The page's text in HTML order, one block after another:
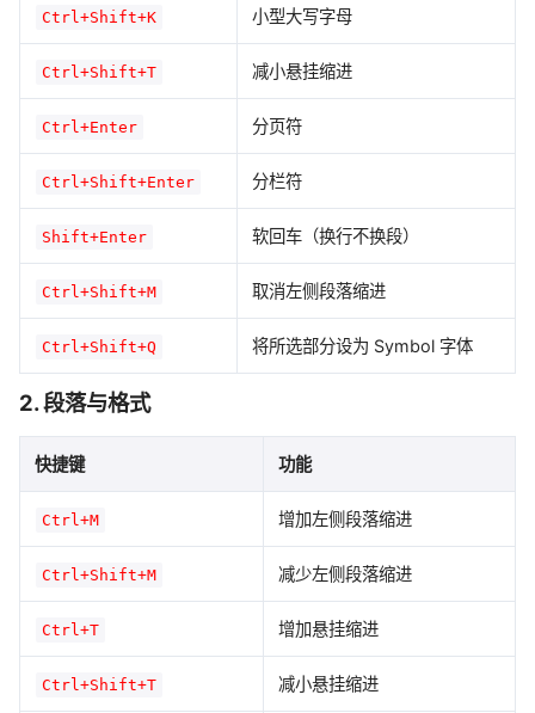
Ctrl+Shift+K 小型大写字母
Ctrl+Shift+T 减小悬挂缩进
Ctrl+Enter 分页符
Ctrl+Shift+Enter 分栏符
Shift+Enter 软回车（换行不换段）
Ctrl+Shift+M 取消左侧段落缩进
Ctrl+Shift+Q 将所选部分设为 Symbol 字体
2. 段落与格式
快捷键 功能
Ctrl+M 增加左侧段落缩进
Ctrl+Shift+M 减少左侧段落缩进
Ctrl+T 增加悬挂缩进
Ctrl+Shift+T 减小悬挂缩进